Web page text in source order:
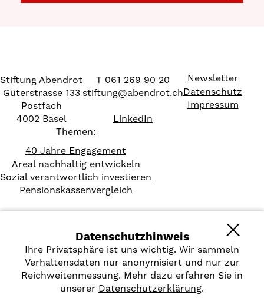
Stiftung Abendrot
Güterstrasse 133
Postfach
4002 Basel
T 061 269 90 20
stiftung@abendrot.ch
LinkedIn
Newsletter
Datenschutz
Impressum
Themen:
40 Jahre Engagement
Areal nachhaltig entwickeln
Sozial verantwortlich investieren
Pensionskassenvergleich
Datenschutzhinweis
Ihre Privatsphäre ist uns wichtig. Wir sammeln
Verhaltensdaten nur anonymisiert und nur zur
Reichweitenmessung. Mehr dazu erfahren Sie in
unserer Datenschutzerklärung.